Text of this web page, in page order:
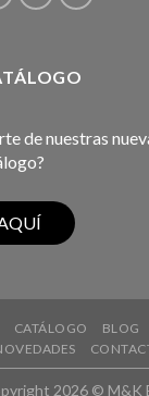
de nuestras
CATÁLOGO BLOG
2026 © M&K